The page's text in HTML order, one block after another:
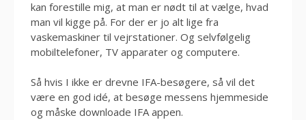
kan forestille mig, at man er nødt til at vælge, hvad
man vil kigge på. For der er jo alt lige fra
vaskemaskiner til vejrstationer. Og selvfølgelig
mobiltelefoner, TV apparater og computere.
Så hvis I ikke er drevne IFA-besøgere, så vil det
være en god idé, at besøge messens hjemmeside
og måske downloade IFA appen.